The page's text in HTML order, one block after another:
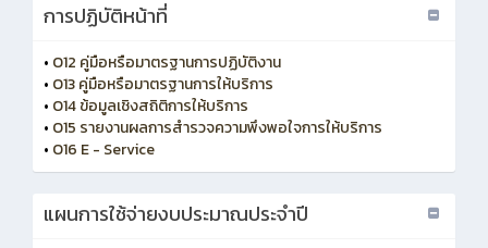
การปฏิบัติหน้าที่
• O12 คู่มือหรือมาตรฐานการปฏิบัติงาน
• O13 คู่มือหรือมาตรฐานการให้บริการ
• O14 ข้อมูลเชิงสถิติการให้บริการ
• O15 รายงานผลการสำรวจความพึงพอใจการให้บริการ
• O16 E - Service
แผนการใช้จ่ายงบประมาณประจำปี